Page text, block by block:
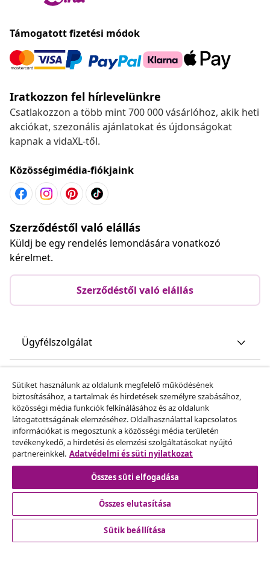
Támogatott fizetési módok
Iratkozzon fel hírlevelünkre
Csatlakozzon a több mint 700 000 vásárlóhoz, akik heti
akciókat, szezonális ajánlatokat és újdonságokat
kapnak a vidaXL-től.
Közösségimédia-fiókjaink
Szerződéstől való elállás
Küldj be egy rendelés lemondására vonatkozó
kérelmet.
Szerződéstől való elállás
Ügyfélszolgálat
vidaXL
Fedezz fel többet
© 2008-2026 vidaXL A www.vidaxl.hu a vidaXL Marketplace
Sütiket használunk az oldalunk megfelelő működésének
biztosításához, a tartalmak és hirdetések személyre szabásához,
közösségi média funkciók felkínálásához és az oldalunk
látogatottságának elemzéséhez. Oldalhasználattal kapcsolatos
információkat is megosztunk a közösségi média területén
tevékenykedő, a hirdetési és elemzési szolgáltatásokat nyújtó
partnereinkkel. Adatvédelmi és süti nyilatkozat
Összes süti elfogadása
Összes elutasítása
Sütik beállítása